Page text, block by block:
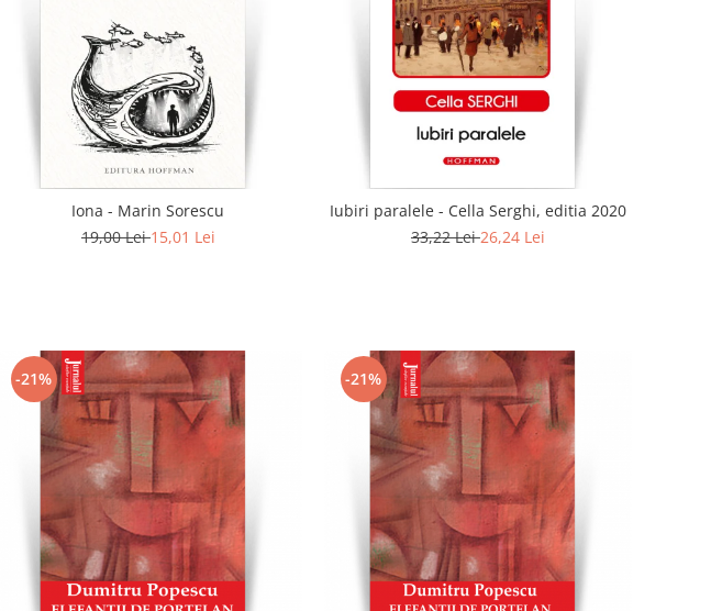
Iona - Marin Sorescu
19,00 Lei15,01 Lei
Iubiri paralele - Cella Serghi, editia 2020
33,22 Lei26,24 Lei
-21% -21%